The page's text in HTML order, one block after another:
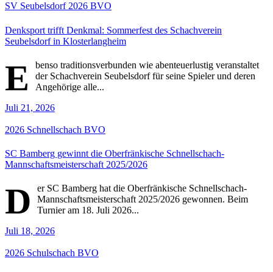
SV Seubelsdorf 2026 BVO
Denksport trifft Denkmal: Sommerfest des Schachverein
Seubelsdorf in Klosterlangheim
E
benso traditionsverbunden wie abenteuerlustig veranstaltet
der Schachverein Seubelsdorf für seine Spieler und deren
Angehörige alle...
Juli 21, 2026
2026 Schnellschach BVO
SC Bamberg gewinnt die Oberfränkische Schnellschach-
Mannschaftsmeisterschaft 2025/2026
D
er SC Bamberg hat die Oberfränkische Schnellschach-
Mannschaftsmeisterschaft 2025/2026 gewonnen. Beim
Turnier am 18. Juli 2026...
Juli 18, 2026
2026 Schulschach BVO